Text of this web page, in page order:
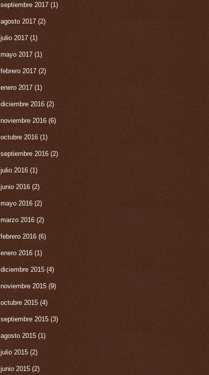
septiembre 2017 (1)
agosto 2017 (2)
julio 2017 (1)
mayo 2017 (1)
febrero 2017 (2)
enero 2017 (1)
diciembre 2016 (2)
noviembre 2016 (6)
octubre 2016 (1)
septiembre 2016 (2)
julio 2016 (1)
junio 2016 (2)
mayo 2016 (2)
marzo 2016 (2)
febrero 2016 (6)
enero 2016 (1)
diciembre 2015 (4)
noviembre 2015 (9)
octubre 2015 (4)
septiembre 2015 (3)
agosto 2015 (1)
julio 2015 (2)
junio 2015 (2)